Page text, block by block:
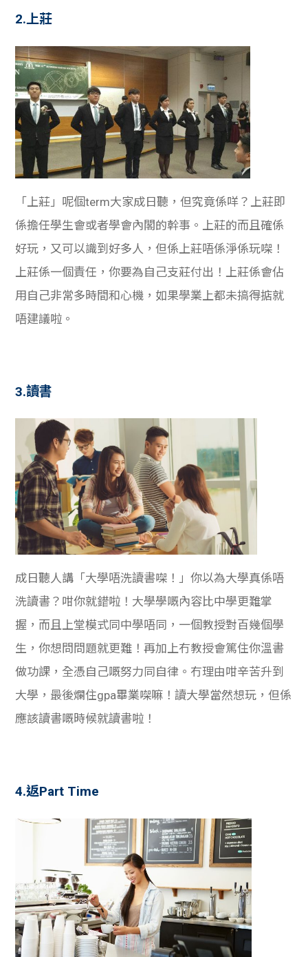
2.上莊
「上莊」呢個term大家成日聽，但究竟係咩？上莊即
係擔任學生會或者學會內閣的幹事。上莊的而且確係
好玩，又可以識到好多人，但係上莊唔係淨係玩㗎！
上莊係一個責任，你要為自己支莊付出！上莊係會佔
用自己非常多時間和心機，如果學業上都未搞得掂就
唔建議啦。
3.讀書
成日聽人講「大學唔洗讀書㗎！」你以為大學真係唔
洗讀書？咁你就錯啦！大學學嘅內容比中學更難掌
握，而且上堂模式同中學唔同，一個教授對百幾個學
生，你想問問題就更難！再加上冇教授會篤住你溫書
做功課，全憑自己嘅努力同自律。冇理由咁辛苦升到
大學，最後爛住gpa畢業㗎嘛！讀大學當然想玩，但係
應該讀書嘅時候就讀書啦！
4.返Part Time